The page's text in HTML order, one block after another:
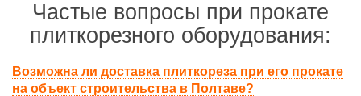
Частые вопросы при прокате
плиткорезного оборудования:
Возможна ли доставка плиткореза при его прокате
на объект строительства в Полтаве?